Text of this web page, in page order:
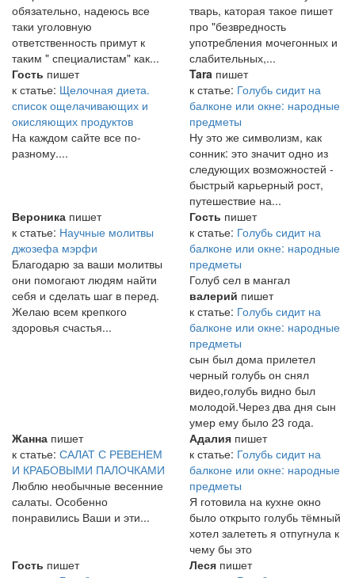
обязательно, надеюсь все
таки уголовную
ответственность примут к
таким " специалистам" как...
тварь, каторая такое пишет
про "безвредность
употребления мочегонных и
слабительных,...
Гость пишет
к статье: Щелочная диета.
список ощелачивающих и
окисляющих продуктов
На каждом сайте все по-
разному....
Tara пишет
к статье: Голубь сидит на
балконе или окне: народные
предметы
Ну это же символизм, как
сонник: это значит одно из
следующих возможностей -
быстрый карьерный рост,
путешествие на...
Вероника пишет
к статье: Научные молитвы
джозефа мэрфи
Благодарю за ваши молитвы
они помогают людям найти
себя и сделать шаг в перед.
Желаю всем крепкого
здоровья счастья...
Гость пишет
к статье: Голубь сидит на
балконе или окне: народные
предметы
Голуб сел в мангал
валерий пишет
к статье: Голубь сидит на
балконе или окне: народные
предметы
сын был дома прилетел
черный голубь он снял
видео,голубь видно был
молодой.Через два дня сын
умер ему было 23 года.
Жанна пишет
к статье: САЛАТ С РЕВЕНЕМ
И КРАБОВЫМИ ПАЛОЧКАМИ
Люблю необычные весенние
салаты. Особенно
понравились Ваши и эти...
Адалия пишет
к статье: Голубь сидит на
балконе или окне: народные
предметы
Я готовила на кухне окно
было открыто голубь тёмный
хотел залететь я отпугнула к
чему бы это
Гость пишет
Леся пишет